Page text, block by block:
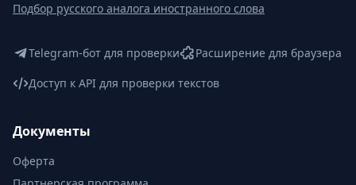
Подбор русского аналога иностранного слова
Telegram-бот для проверки
Расширение для браузера
Доступ к API для проверки текстов
Документы
Оферта